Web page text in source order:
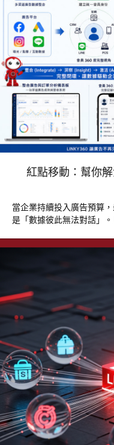
紅點移動：幫你
當企業持續投入廣告預算
是「數據彼此無法對話」